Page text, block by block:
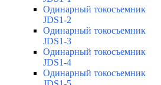
Одинарный токосъемник
JDS1-2
Одинарный токосъемник
JDS1-3
Одинарный токосъемник
JDS1-4
Одинарный токосъемник